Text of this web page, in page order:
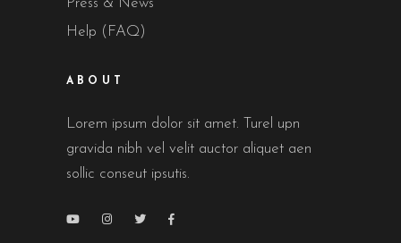
Press & News
Help (FAQ)
ABOUT
Lorem ipsum dolor sit amet. Turel upn
gravida nibh vel velit auctor aliquet aen
sollic conseut ipsutis.